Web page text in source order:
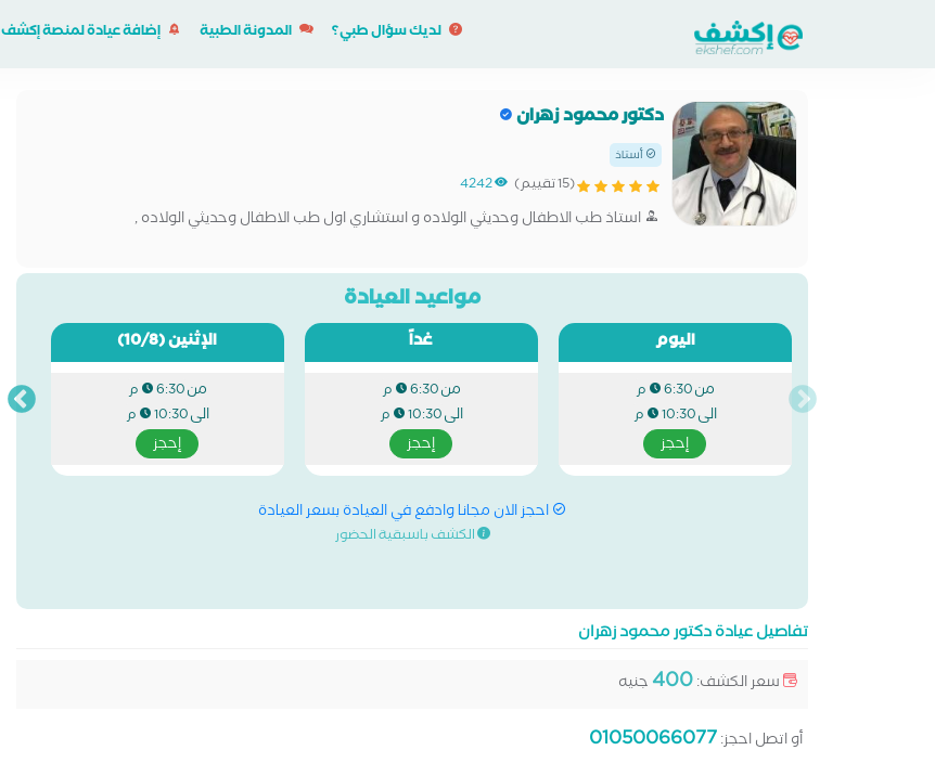
لديك سؤال طبي؟ المدونة الطبية إضافة عيادة لمنصة إكشف
دكتور محمود زهران
أستاذ
(15 تقييم) 4242
استاذ طب الاطفال وحديثي الولاده و استشاري اول طب الاطفال وحديثي الولاده ,
مواعيد العيادة
اليوم
من6:30 م
الى10:30 م
إحجز
غداً
من6:30 م
الى10:30 م
إحجز
الإثنين(10/8)
من6:30 م
الى10:30 م
إحجز
احجز الان مجانا وادفع في العيادة بسعر العيادة
الكشف باسبقية الحضور
تفاصيل عيادة دكتور محمود زهران
سعر الكشف:400 جنيه
أو اتصل احجز:01050066077